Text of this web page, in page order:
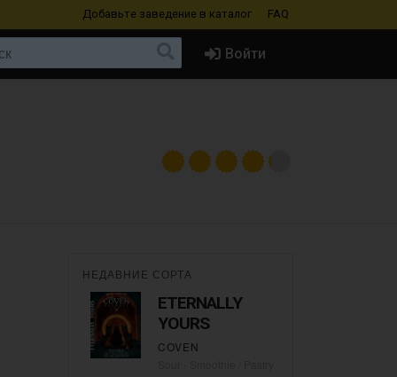
Добавьте заведение в каталог FAQ
Войти
НЕДАВНИЕ СОРТА
ETERNALLY
YOURS
COVEN